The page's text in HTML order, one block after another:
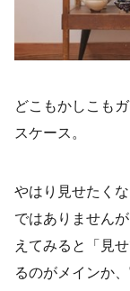
どこもかしこも
スケース。
やはり見せたく
ではありません
えてみると「見
るのがメインか